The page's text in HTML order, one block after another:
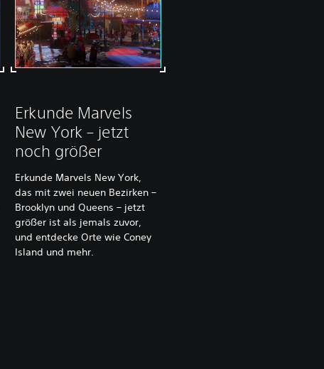
Erkunde Marvels
New York – jetzt
noch größer
Erkunde Marvels New York,
das mit zwei neuen Bezirken –
Brooklyn und Queens – jetzt
größer ist als jemals zuvor,
und entdecke Orte wie Coney
Island und mehr.